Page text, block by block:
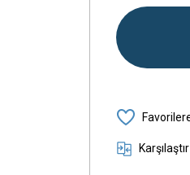
Karşılaştır